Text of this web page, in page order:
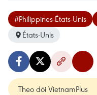
#Philippines-États-Unis
États-Unis
Theo dõi VietnamPlus